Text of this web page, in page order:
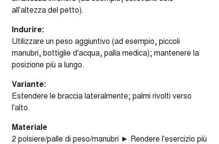
all'altezza del petto).
Indurire:
Utilizzare un peso aggiuntivo (ad esempio, piccoli
manubri, bottiglie d'acqua, palla medica); mantenere la
posizione più a lungo.
Variante:
Estendere le braccia lateralmente; palmi rivolti verso
l'alto.
Materiale
2 polsiere/palle di peso/manubri ► Rendere l'esercizio più